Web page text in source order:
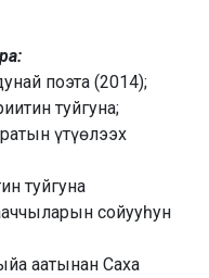
поэта (2014);
туйгуна;
үтүөлээх
туйгуна
сойууһун
аатынан Саха